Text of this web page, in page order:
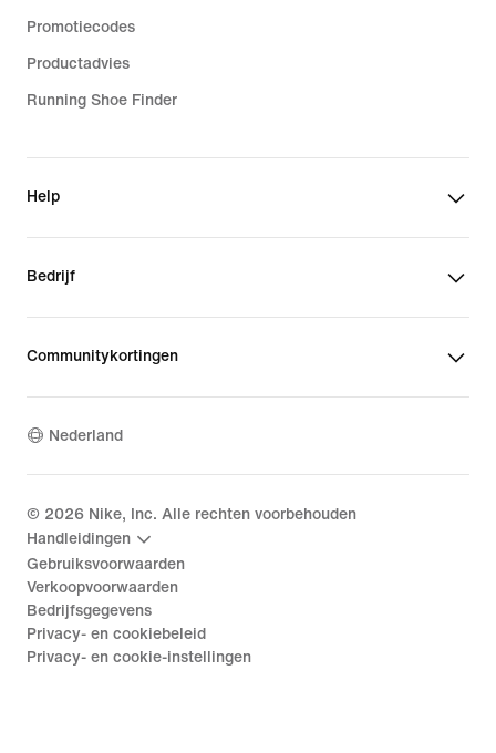
Promotiecodes
Productadvies
Running Shoe Finder
Help
Bedrijf
Communitykortingen
Nederland
© 2026 Nike, Inc. Alle rechten voorbehouden
Handleidingen
Gebruiksvoorwaarden
Verkoopvoorwaarden
Bedrijfsgegevens
Privacy- en cookiebeleid
Privacy- en cookie-instellingen